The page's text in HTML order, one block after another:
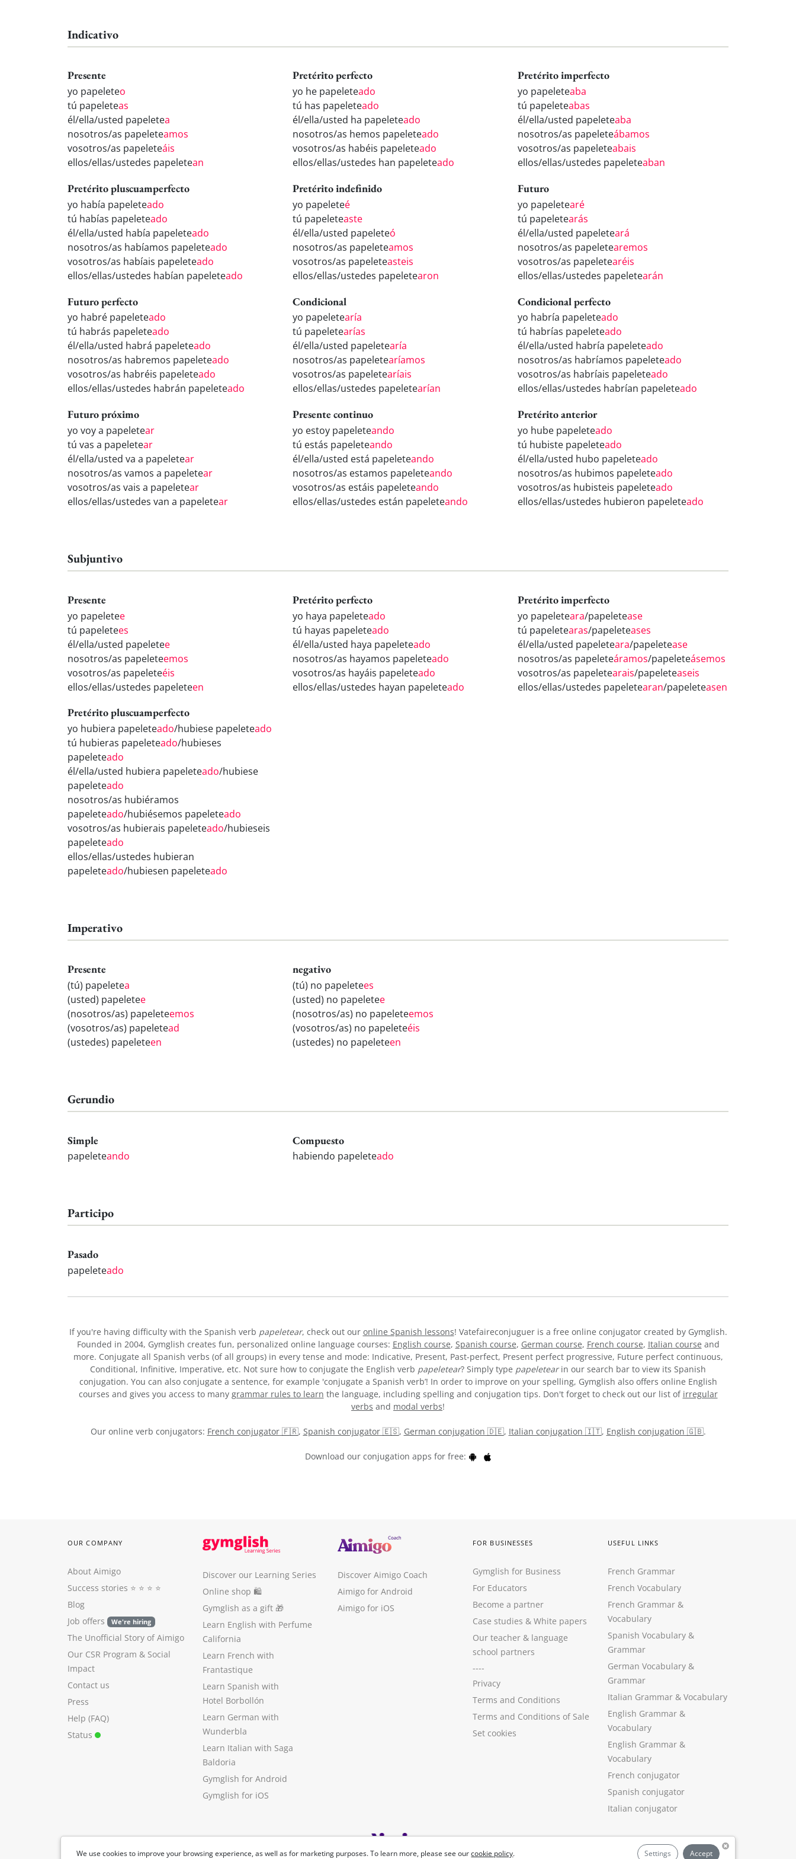
Indicativo
Presente
yo papeleteo
tú papeleteas
él/ella/usted papeletea
nosotros/as papeleteamos
vosotros/as papeleteáis
ellos/ellas/ustedes papeletean
Pretérito perfecto
yo he papeleteado
tú has papeleteado
él/ella/usted ha papeleteado
nosotros/as hemos papeleteado
vosotros/as habéis papeleteado
ellos/ellas/ustedes han papeleteado
Pretérito imperfecto
yo papeleteaba
tú papeleteabas
él/ella/usted papeleteaba
nosotros/as papeleteábamos
vosotros/as papeleteabais
ellos/ellas/ustedes papeleteaban
Pretérito pluscuamperfecto
yo había papeleteado
tú habías papeleteado
él/ella/usted había papeleteado
nosotros/as habíamos papeleteado
vosotros/as habíais papeleteado
ellos/ellas/ustedes habían papeleteado
Pretérito indefinido
yo papeleteé
tú papeleteaste
él/ella/usted papeleteó
nosotros/as papeleteamos
vosotros/as papeleteasteis
ellos/ellas/ustedes papeletearon
Futuro
yo papeletearé
tú papeletearás
él/ella/usted papeleteará
nosotros/as papeletearemos
vosotros/as papeletearéis
ellos/ellas/ustedes papeletearán
Futuro perfecto
yo habré papeleteado
tú habrás papeleteado
él/ella/usted habrá papeleteado
nosotros/as habremos papeleteado
vosotros/as habréis papeleteado
ellos/ellas/ustedes habrán papeleteado
Condicional
yo papeletearía
tú papeletearías
él/ella/usted papeletearía
nosotros/as papeletearíamos
vosotros/as papeletearíais
ellos/ellas/ustedes papeletearían
Condicional perfecto
yo habría papeleteado
tú habrías papeleteado
él/ella/usted habría papeleteado
nosotros/as habríamos papeleteado
vosotros/as habríais papeleteado
ellos/ellas/ustedes habrían papeleteado
Futuro próximo
yo voy a papeletear
tú vas a papeletear
él/ella/usted va a papeletear
nosotros/as vamos a papeletear
vosotros/as vais a papeletear
ellos/ellas/ustedes van a papeletear
Presente continuo
yo estoy papeleteando
tú estás papeleteando
él/ella/usted está papeleteando
nosotros/as estamos papeleteando
vosotros/as estáis papeleteando
ellos/ellas/ustedes están papeleteando
Pretérito anterior
yo hube papeleteado
tú hubiste papeleteado
él/ella/usted hubo papeleteado
nosotros/as hubimos papeleteado
vosotros/as hubisteis papeleteado
ellos/ellas/ustedes hubieron papeleteado
Subjuntivo
Presente
yo papeletee
tú papeletees
él/ella/usted papeletee
nosotros/as papeleteemos
vosotros/as papeleteéis
ellos/ellas/ustedes papeleteen
Pretérito perfecto
yo haya papeleteado
tú hayas papeleteado
él/ella/usted haya papeleteado
nosotros/as hayamos papeleteado
vosotros/as hayáis papeleteado
ellos/ellas/ustedes hayan papeleteado
Pretérito imperfecto
yo papeleteara/papeletease
tú papeletearas/papeleteases
él/ella/usted papeleteara/papeletease
nosotros/as papeleteáramos/papeleteásemos
vosotros/as papeletearais/papeleteaseis
ellos/ellas/ustedes papeletearan/papeleteasen
Pretérito pluscuamperfecto
yo hubiera papeleteado/hubiese papeleteado
tú hubieras papeleteado/hubieses
papeleteado
él/ella/usted hubiera papeleteado/hubiese
papeleteado
nosotros/as hubiéramos
papeleteado/hubiésemos papeleteado
vosotros/as hubierais papeleteado/hubieseis
papeleteado
ellos/ellas/ustedes hubieran
papeleteado/hubiesen papeleteado
Imperativo
Presente
(tú) papeletea
(usted) papeletee
(nosotros/as) papeleteemos
(vosotros/as) papeletead
(ustedes) papeleteen
negativo
(tú) no papeletees
(usted) no papeletee
(nosotros/as) no papeleteemos
(vosotros/as) no papeleteéis
(ustedes) no papeleteen
Gerundio
Simple
papeleteando
Compuesto
habiendo papeleteado
Participo
Pasado
papeleteado
If you're having difficulty with the Spanish verb papeletear, check out our online Spanish lessons! Vatefaireconjuguer is a free online conjugator created by Gymglish.
Founded in 2004, Gymglish creates fun, personalized online language courses: English course, Spanish course, German course, French course, Italian course and
more. Conjugate all Spanish verbs (of all groups) in every tense and mode: Indicative, Present, Past-perfect, Present perfect progressive, Future perfect continuous,
Conditional, Infinitive, Imperative, etc. Not sure how to conjugate the English verb papeletear? Simply type papeletearin our search bar to view its Spanish
conjugation. You can also conjugate a sentence, for example 'conjugate a Spanish verb’! In order to improve on your spelling, Gymglish also offers online English
courses and gives you access to many grammar rules to learn the language, including spelling and conjugation tips. Don't forget to check out our list of irregular
verbs and modal verbs!
Our online verb conjugators: French conjugator 🇫🇷, Spanish conjugator 🇪🇸, German conjugation 🇩🇪, Italian conjugation 🇮🇹, English conjugation 🇬🇧.
Download our conjugation apps for free:
We use cookies to improve your browsing experience, as well as for marketing purposes. To learn more, please see ourcookie policy. Settings Accept
OUR COMPANY
About Aimigo
Success stories ⭐️ ⭐️ ⭐️ ⭐️
Blog
Job offers
We're hiring
The Unofficial Story of Aimigo
Our CSR Program & Social
Impact
Contact us
Press
Help (FAQ)
Status
Discover our Learning Series
Online shop 🛍
Gymglish as a gift 🎁
Learn English with Perfume
California
Learn French with
Frantastique
Learn Spanish with
Hotel Borbollón
Learn German with
Wunderbla
Learn Italian with Saga
Baldoria
Gymglish for Android
Gymglish for iOS
Discover Aimigo Coach
Aimigo for Android
Aimigo for iOS
FOR BUSINESSES
Gymglish for Business
For Educators
Become a partner
Case studies & White papers
Our teacher & language
school partners
----
Privacy
Terms and Conditions
Terms and Conditions of Sale
Set cookies
USEFUL LINKS
French Grammar
French Vocabulary
French Grammar &
Vocabulary
Spanish Vocabulary &
Grammar
German Vocabulary &
Grammar
Italian Grammar & Vocabulary
English Grammar &
Vocabulary
English Grammar &
Vocabulary
French conjugator
Spanish conjugator
Italian conjugator